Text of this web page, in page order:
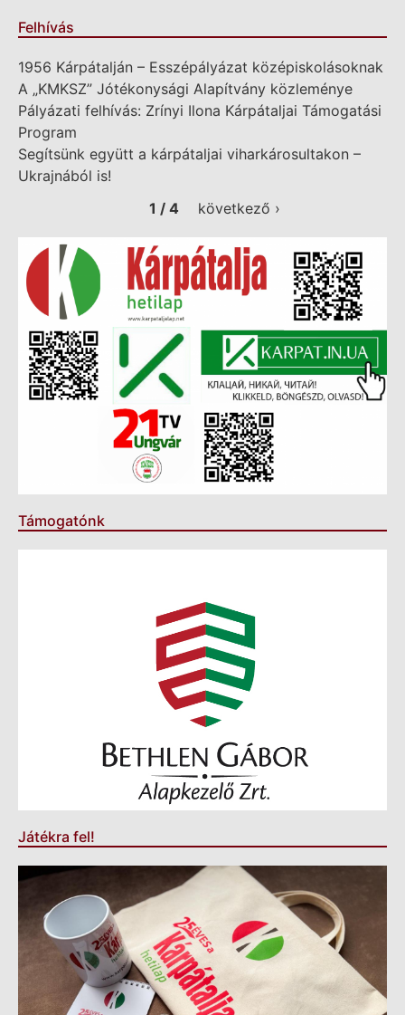
Felhívás
1956 Kárpátalján – Esszépályázat középiskolásoknak
A „KMKSZ” Jótékonysági Alapítvány közleménye
Pályázati felhívás: Zrínyi Ilona Kárpátaljai Támogatási
Program
Segítsünk együtt a kárpátaljai viharkárosultakon –
Ukrajnából is!
1 / 4
következő ›
Támogatónk
Játékra fel!